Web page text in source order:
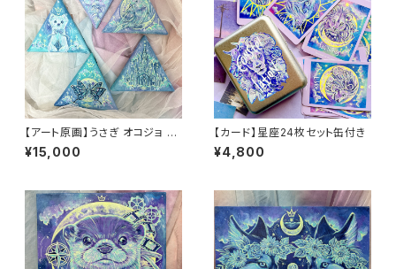
【アート原画】うさぎ オコジョ と
り 蝶々 お城 三角パネル 15cm
¥15,000
【カード】星座24枚セット缶付き
¥4,800